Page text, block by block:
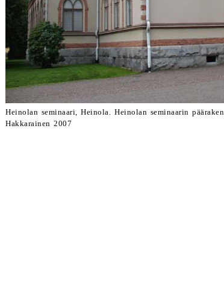
Heinolan seminaari, Heinola. Heinolan seminaarin
Hakkarainen 2007